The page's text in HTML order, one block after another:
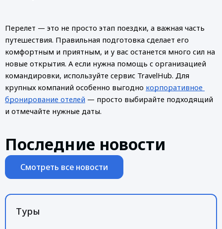
Перелет — это не просто этап поездки, а важная часть
путешествия. Правильная подготовка сделает его
комфортным и приятным, и у вас останется много сил на
новые открытия. А если нужна помощь с организацией
командировки, используйте сервис TravelHub. Для
крупных компаний особенно выгодно корпоративное
бронирование отелей — просто выбирайте подходящий
и отмечайте нужные даты.
Последние новости
Смотреть все новости
Туры